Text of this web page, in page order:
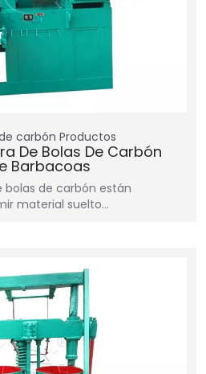
carbón Productos
De Bolas De Carbón
Barbacoas
bolas de carbón están
material suelto…